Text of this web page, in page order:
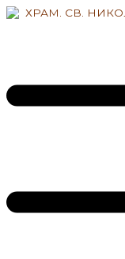
Перейти